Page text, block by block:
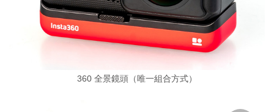
360 全景鏡頭（唯一組合方式）